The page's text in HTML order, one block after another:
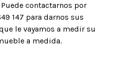
contactarnos por
147 para darnos sus
le vayamos a medir su
a medida.